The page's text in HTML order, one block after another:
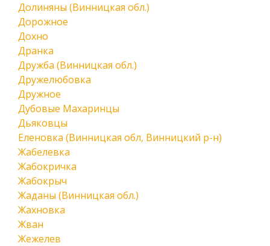
Долиняны (Винницкая обл.)
Дорожное
Дохно
Дранка
Дружба (Винницкая обл.)
Дружелюбовка
Дружное
Дубовые Махаринцы
Дьяковцы
Еленовка (Винницкая обл, Винницкий р-н)
Жабелевка
Жабокричка
Жабокрыч
Жаданы (Винницкая обл.)
Жахновка
Жван
Жежелев